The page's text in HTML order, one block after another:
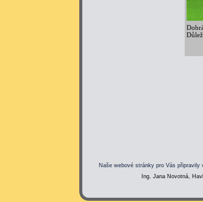
Naše webové stránky pro Vás
Ing. Jana Novotná,